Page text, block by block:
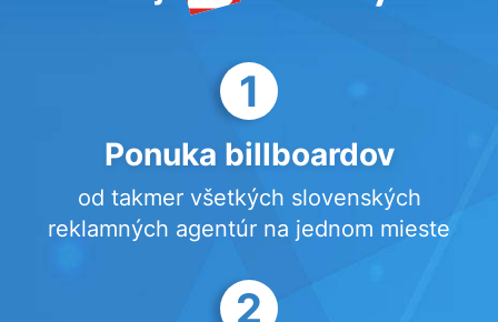
1
Ponuka billboardov
od takmer všetkých slovenských
reklamných agentúr na jednom mieste
2